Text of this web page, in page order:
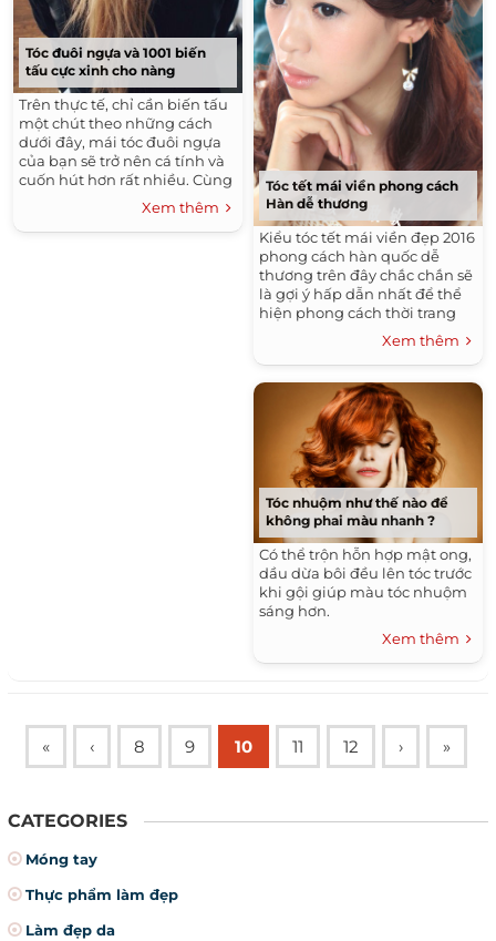
Tóc đuôi ngựa và 1001 biến
tấu cực xinh cho nàng
Trên thực tế, chỉ cần biến tấu
một chút theo những cách
dưới đây, mái tóc đuôi ngựa
của bạn sẽ trở nên cá tính và
cuốn hút hơn rất nhiều. Cùng
Xem thêm
Tóc tết mái viền phong cách
Hàn dễ thương
Kiểu tóc tết mái viền đẹp 2016
phong cách hàn quốc dễ
thương trên đây chắc chắn sẽ
là gợi ý hấp dẫn nhất để thể
hiện phong cách thời trang
mùa hè phải không nào.
Xem thêm
Tóc nhuộm như thế nào để
không phai màu nhanh ?
Có thể trộn hỗn hợp mật ong,
dầu dừa bôi đều lên tóc trước
khi gội giúp màu tóc nhuộm
sáng hơn.
Xem thêm
« ‹ 8 9 10 11 12 › »
CATEGORIES
Móng tay
Thực phẩm làm đẹp
Làm đẹp da